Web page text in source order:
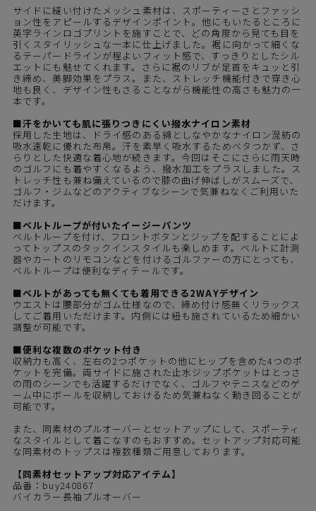
サイドに縫い付けたメッシュ素材は、スポーティーさとファッシ
ョン性をアピールするデザインポイント。他にもいたるところに
英字ラインロゴプリントを施すことで、どの角度から見ても目を
引くスタイリッシュな一本に仕上げました。裾に向かって細くな
るテーパードラインが程よいフィット感で、すっきりとしたシル
エットにも魅せてくれます。さらに裾のリブが足首をキュッと引
き締め、美脚効果をプラス。また、ストレッチ機能付きで穿き心
地も良く、デザイン性もさることながら機能性の高さも魅力の一
本です。
■汗をかいても肌に張りつきにくい撥水ナイロン素材
採用した生地は、ドライ感のある綿としなやかなナイロン混紡の
吸水速乾に優れた布帛。汗を素早く吸水するためベタつかず、さ
らりとした快適な着心地が続きます。今回はそこにさらに雨天時
のゴルフにも着やすくなるよう、撥水加工をプラスしました。ス
トレッチ性も兼ね備えているので膝の曲げ伸ばしがスムーズで、
ゴルフ・ジムなどのアクティブなシーンで気兼ねなくご利用いた
だけます。
■ベルトループが付いたイージーパンツ
ベルトループを付け、フロントボタンとジップを配することによ
ってトップスのタックインスタイルも楽しめます。ベルトに計測
器やカートのリモコンなどを付けるゴルファーの方にとっても、
ベルトループは便利なディテールです。
■ベルトがあっても無くても着用できる2WAYデザイン
ウエストは腰部分がゴム仕様なので、締め付け感無くリラックス
してご着用いただけます。内側には紐も施されているため細かい
調整が可能です。
■便利な複数のポケット付き
収納力も高く、左右の2つポケットの他にヒップを含めた4つのポ
ケットを完備。両サイドに施された止水ジップポケットはとっさ
の雨のシーンでも活躍するだけでなく、ゴルフやテニスなどのゲ
ーム中にボールを収納しておけるため気兼ねなく動き回ることが
可能です。
また、同素材のプルオーバーとセットアップにして、スポーティ
なスタイルとして着こなすのもおすすめ。セットアップ対応可能
な同素材のトップスは複数種類ご用意しております。
【同素材セットアップ対応アイテム】
品番：buy240867
バイカラー長袖プルオーバー